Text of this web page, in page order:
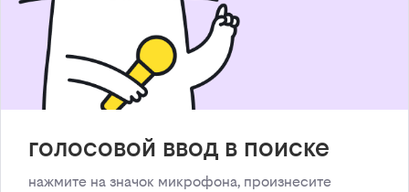
голосовой ввод в поиске
нажмите на значок микрофона, произнесите